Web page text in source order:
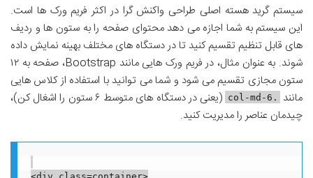
سیستم گرید هسته اصلی طراحی واکنش گرا در اکثر فریم ورک ها است.
این سیستم به شما اجازه می دهد محتوای صفحه را به ستون ها و ردیف
های قابل تنظیم تقسیم کنید تا در دستگاه های مختلف بهینه نمایش داده
شوند. به عنوان مثال، در فریم ورک هایی مانند Bootstrap، صفحه به ۱۲
ستون مجازی تقسیم می شود و شما می توانید با استفاده از کلاس هایی
مانند
.col-md-6
(یعنی در دستگاه های متوسط ۶ ستون را اشغال کن)،
چیدمان عناصر را مدیریت کنید.
<div class=container>